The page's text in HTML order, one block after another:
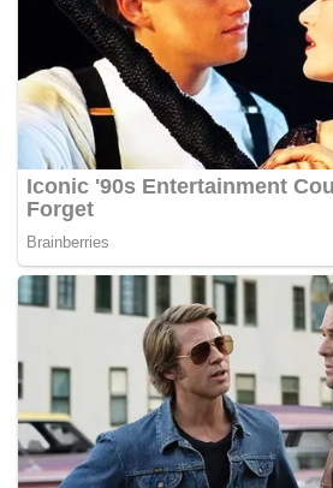
dia pada mulanya sangat risau
dicetuskan anak-anak dan isterinya
dia mungkin tidak akan muncul di
“Memang saya bimbang. Saya terus
untuk segera minta maaf. Ketika itu
stesen televisyen takkan panggil
tidak dijangka ini’,” kata warga
Dia yang berpindah ke Korea
berkahwin dengan isterinya
namun terkejut klip rakaman itu
berbanding inti perbincangan
Kelly malah berasa gembira kerana
keluarganya secara spontan itu
menceriakan ramai netizen dan ia